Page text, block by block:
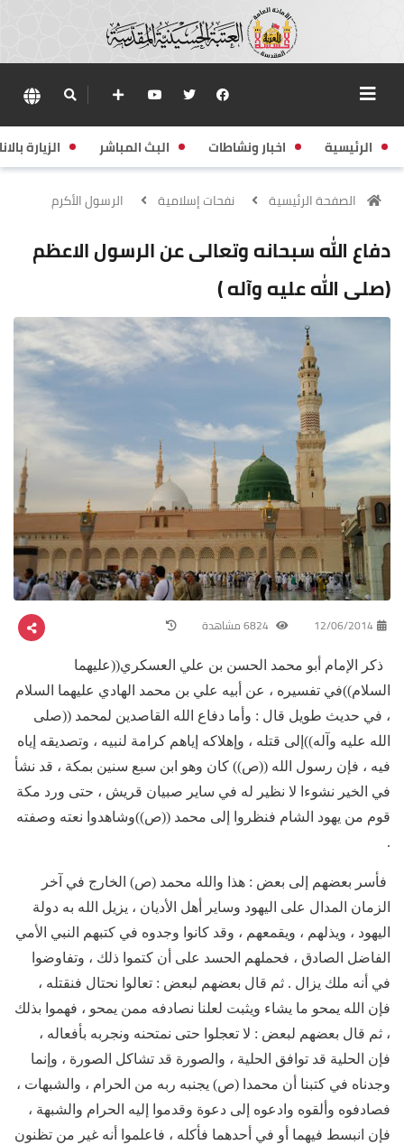
الرئيسية اخبار ونشاطات البث المباشر الزيارة
الصفحة الرئيسية نفحات إسلامية الرسول الأكرم
دفاع الله سبحانه وتعالى عن الرسول الاعظم
(صلى الله عليه وآله )
12/06/2014
ذكر الإمام أبو محمد الحسن بن علي العسكري((عليهما
السلام))في تفسيره ، عن أبيه علي بن محمد الهادي عليهما السلام
، في حديث طويل قال : وأما دفاع الله القاصدين لمحمد ((صلى
الله عليه وآله))إلى قتله ، وإهلاكه إياهم كرامة لنبيه ، وتصديقه إياه
فيه ، فإن رسول الله ((ص)) كان وهو ابن سبع سنين بمكة ، قد نشأ
في الخير نشوءا لا نظير له في ساير صبيان قريش ، حتى ورد مكة
قوم من يهود الشام فنظروا إلى محمد ((ص))وشاهدوا نعته وصفته
.
فأسر بعضهم إلى بعض : هذا والله محمد (ص) الخارج في آخر
الزمان المدال على اليهود وساير أهل الأديان ، يزيل الله به دولة
اليهود ، ويذلهم ، ويقمعهم ، وقد كانوا وجدوه في كتبهم النبي الأمي
الفاضل الصادق ، فحملهم الحسد على أن كتموا ذلك ، وتفاوضوا
في أنه ملك يزال . ثم قال بعضهم لبعض : تعالوا نحتال فنقتله ،
فإن الله يمحو ما يشاء ويثبت لعلنا نصادفه ممن يمحو ، فهموا بذلك
، ثم قال بعضهم لبعض : لا تعجلوا حتى نمتحنه ونجربه بأفعاله ،
فإن الحلية قد توافق الحلية ، والصورة قد تشاكل الصورة ، وإنما
وجدناه في كتبنا أن محمدا (ص) يجنبه ربه من الحرام ، والشبهات ،
فصادفوه وألقوه وادعوه إلى دعوة وقدموا إليه الحرام والشبهة ،
فإن انبسط فيهما أو في أحدهما فأكله ، فاعلموا أنه غير من تظنون